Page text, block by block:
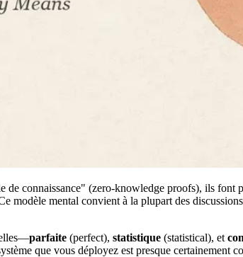
de connaissance" (zero-knowledge proofs), ils
modèle mental convient à la plupart des
parfaite (perfect), statistique (statistical), et
que vous déployez est presque certainement